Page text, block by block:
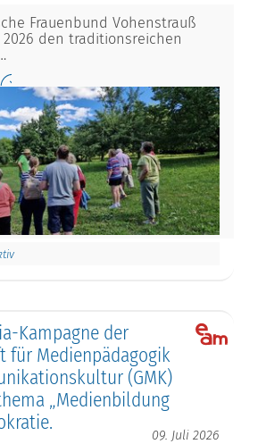
Frauenbund Vohenstrauß
2026 den traditionsreichen
Kampagne der
für Medienpädagogik
(GMK)
„Medienbildung
09. Juli 2026